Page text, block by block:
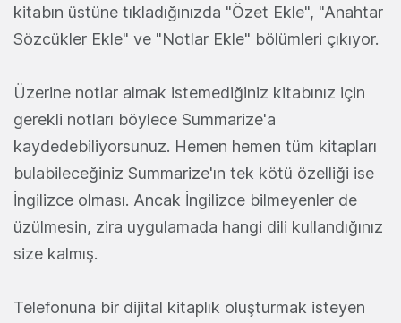
kitabın üstüne tıkladığınızda "Özet Ekle", "Anahtar
Sözcükler Ekle" ve "Notlar Ekle" bölümleri çıkıyor.
Üzerine notlar almak istemediğiniz kitabınız için
gerekli notları böylece Summarize'a
kaydedebiliyorsunuz. Hemen hemen tüm kitapları
bulabileceğiniz Summarize'ın tek kötü özelliği ise
İngilizce olması. Ancak İngilizce bilmeyenler de
üzülmesin, zira uygulamada hangi dili kullandığınız
size kalmış.
Telefonuna bir dijital kitaplık oluşturmak isteyen